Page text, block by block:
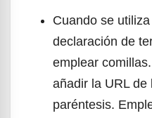
Cuando se
declaración de
emplear
añadir la URL de
paréntesis.